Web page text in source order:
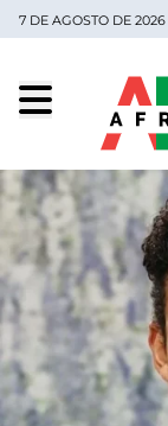
7 DE AGOSTO DE 2026